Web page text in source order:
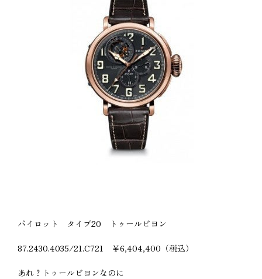
パイロット タイプ20 トゥールビヨン
87.2430.4035/21.C721 ￥6,404,400（税込）
あれ？トゥールビヨンなのに